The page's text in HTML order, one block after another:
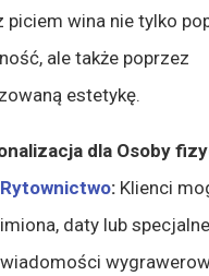
piciem wina nie tylko
ale także poprzez
estetykę.
dla Osoby
Rytownictwo: Klienci
imiona, daty lub specjalne
wiadomości